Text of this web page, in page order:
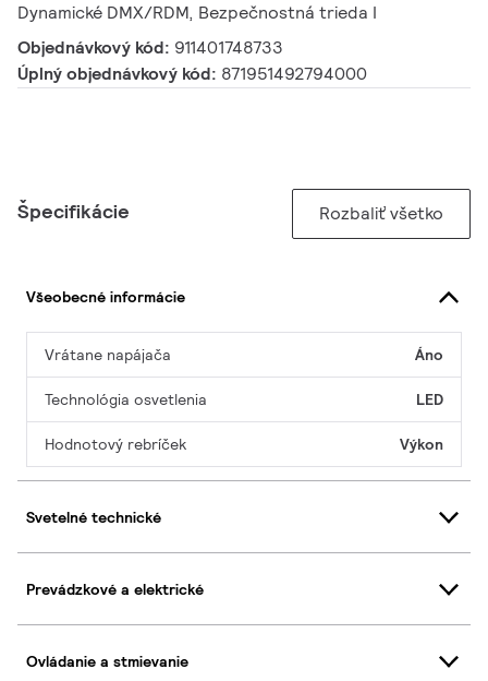
Dynamické DMX/RDM, Bezpečnostná trieda I
Objednávkový kód: 911401748733
Úplný objednávkový kód: 871951492794000
Špecifikácie Rozbaliť všetko
Všeobecné informácie
Vrátane napájača Áno
Technológia osvetlenia LED
Hodnotový rebríček Výkon
Svetelné technické
Prevádzkové a elektrické
Ovládanie a stmievanie